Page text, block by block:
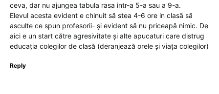
ceva, dar nu ajungea tabula rasa intr-a 5-a sau a 9-a.
Elevul acesta evident e chinuit să stea 4-6 ore in clasă să
asculte ce spun profesorii- și evident să nu priceapă nimic. De
aici e un start către agresivitate și alte apucaturi care distrug
educația colegilor de clasă (deranjează orele și viața colegilor)
Reply